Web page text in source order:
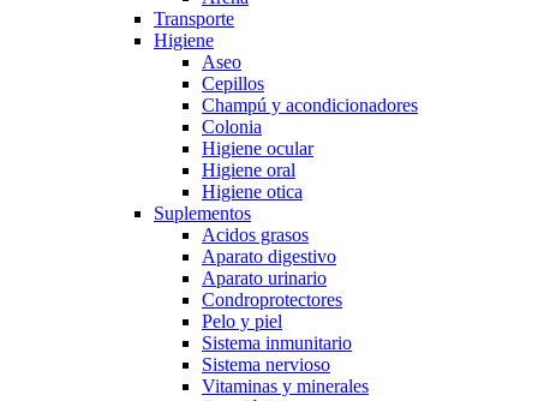
Transporte
Higiene
Aseo
Cepillos
Champú y acondicionadores
Colonia
Higiene ocular
Higiene oral
Higiene otica
Suplementos
Acidos grasos
Aparato digestivo
Aparato urinario
Condroprotectores
Pelo y piel
Sistema inmunitario
Sistema nervioso
Vitaminas y minerales